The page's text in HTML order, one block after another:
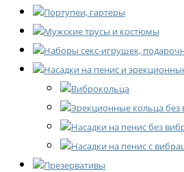
Портупеи, гартеры
Мужские трусы и костюмы
Наборы секс-игрушек,
Насадки на пенис и
Виброкольца
Эрекционные кольца без
Насадки на пенис без
Насадки на пенис с
Презервативы